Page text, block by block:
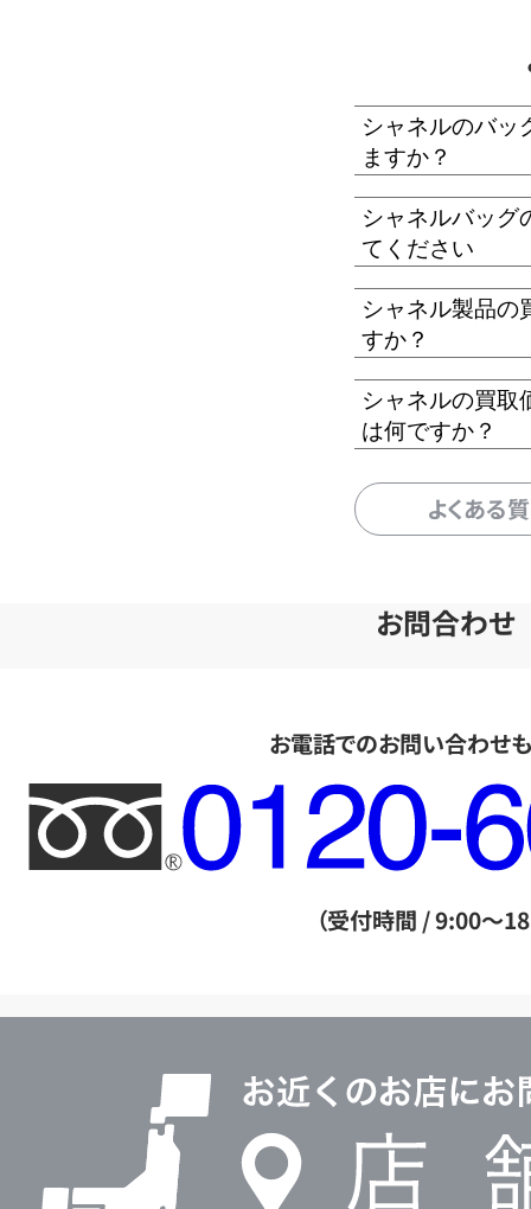
シャネルのバッ
ますか？
シャネルバッグ
てください
シャネル製品の
すか？
シャネルの買取
は何ですか？
よくある
お問合わせ
お電話でのお問い合わせ
フ
リ
ー
ル
（受付時間 / 9:00～